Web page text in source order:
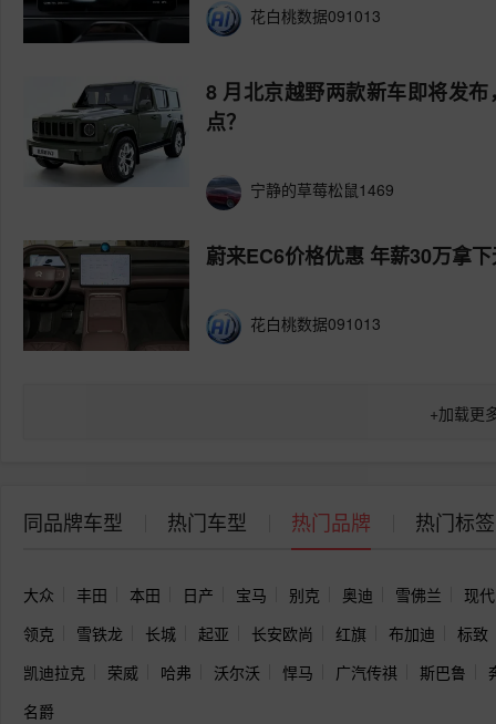
花白桃数据091013
8 月北京越野两款新车即将发
点？
宁静的草莓松鼠1469
蔚来EC6价格优惠 年薪30万拿
花白桃数据091013
+加载更
同品牌车型 热门车型 热门品牌 热门标签
大众 丰田 本田 日产 宝马 别克 奥迪 雪佛兰
现代
领克
雪铁龙 长城 起亚 长安欧尚 红旗 布加迪
标致
凯迪拉克
荣威 哈弗 沃尔沃 悍马 广汽传祺 斯巴鲁
名爵